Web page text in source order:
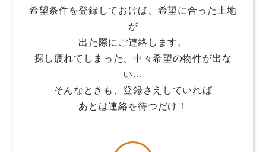
希望条件を登録しておけば、希望に合った土地
が
出た際にご連絡します。
探し疲れてしまった、中々希望の物件が出な
い…
そんなときも、登録さえしていれば
あとは連絡を待つだけ！